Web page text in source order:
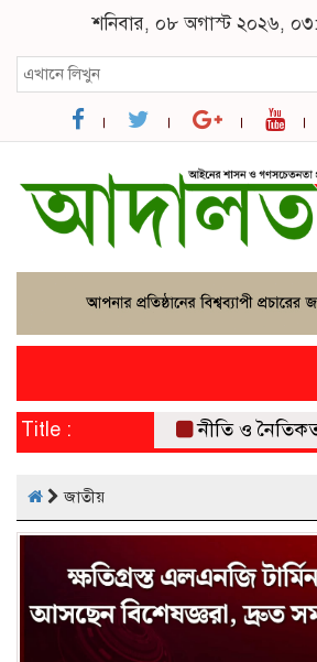
শনিবার, ০৮ অগাস্ট ২০২৬,
Title : নীতি ও নৈতিকতা
জাতীয়